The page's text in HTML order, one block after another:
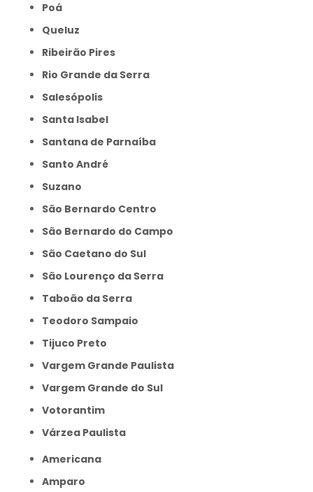
Poá
Queluz
Ribeirão Pires
Rio Grande da Serra
Salesópolis
Santa Isabel
Santana de Parnaíba
Santo André
Suzano
São Bernardo Centro
São Bernardo do Campo
São Caetano do Sul
São Lourenço da Serra
Taboão da Serra
Teodoro Sampaio
Tijuco Preto
Vargem Grande Paulista
Vargem Grande do Sul
Votorantim
Várzea Paulista
Americana
Amparo